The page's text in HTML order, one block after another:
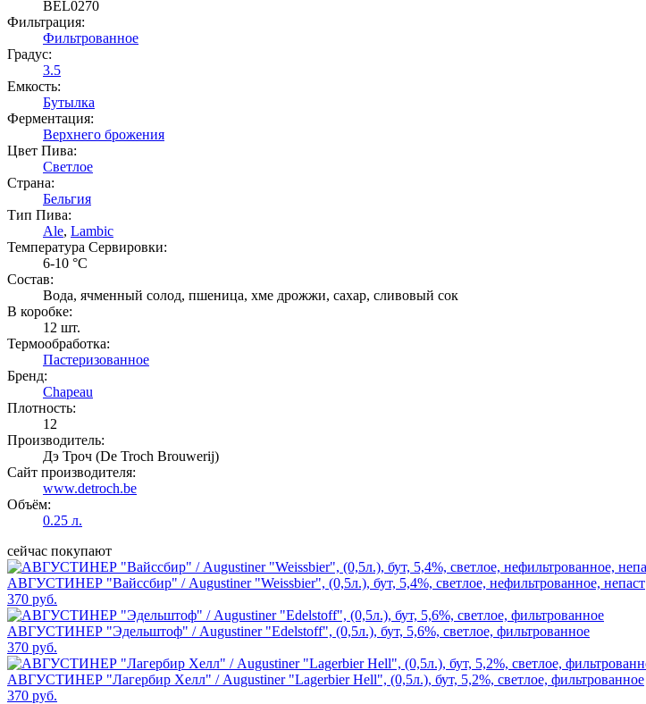
BEL0270
Фильтрация:
Фильтрованное
Градус:
3.5
Емкость:
Бутылка
Ферментация:
Верхнего брожения
Цвет Пива:
Светлое
Страна:
Бельгия
Тип Пива:
Ale, Lambic
Температура Cервировки:
6-10 °С
Состав:
Вода, ячменный солод, пшеница, хме дрожжи, сахар, сливовый сок
В коробке:
12 шт.
Термообработка:
Пастеризованное
Бренд:
Chapeau
Плотность:
12
Производитель:
Дэ Троч (De Troch Brouwerij)
Сайт производителя:
www.detroch.be
Объём:
0.25 л.
сейчас покупают
АВГУСТИНЕР "Вайссбир" / Augustiner "Weissbier", (0,5л.), бут, 5,4%, светлое, нефильтрованное, непаст
370 руб.
АВГУСТИНЕР "Эдельштоф" / Augustiner "Edelstoff", (0,5л.), бут, 5,6%, светлое, фильтрованное
370 руб.
АВГУСТИНЕР "Лагербир Хелл" / Augustiner "Lagerbier Hell", (0,5л.), бут, 5,2%, светлое, фильтрованное
370 руб.